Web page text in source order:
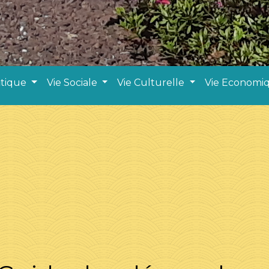
Vie Sociale Vie Culturelle Vie